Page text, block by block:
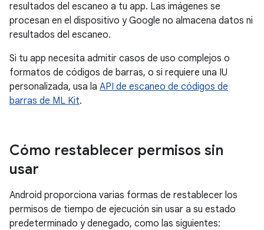
resultados del escaneo a tu app. Las imágenes se
procesan en el dispositivo y Google no almacena datos ni
resultados del escaneo.
Si tu app necesita admitir casos de uso complejos o
formatos de códigos de barras, o si requiere una IU
personalizada, usa la API de escaneo de códigos de
barras de ML Kit.
Cómo restablecer permisos sin
usar
Android proporciona varias formas de restablecer los
permisos de tiempo de ejecución sin usar a su estado
predeterminado y denegado, como las siguientes: